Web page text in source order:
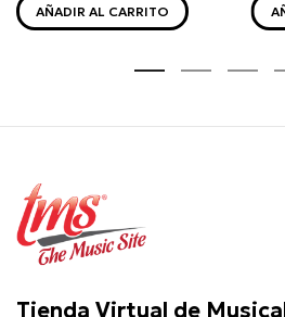
AÑADIR AL CARRITO
Tienda Virtual de